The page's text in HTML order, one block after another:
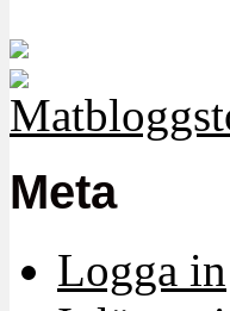
Meta
Logga in